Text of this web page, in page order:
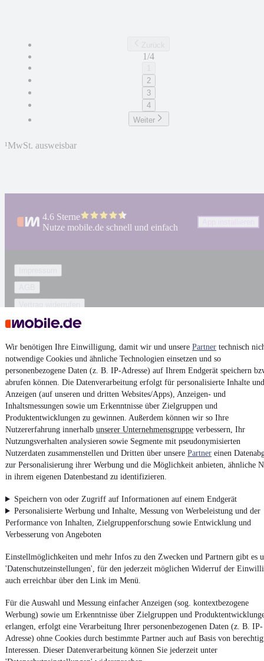
Wir benötigen Ihre Einwilligung, damit wir und unsere Partner technisch
notwendige Cookies und ähnliche Technologien einsetzen und so
personenbezogene Daten (z. B. IP-Adresse) auf Ihrem Endgerät speichern
abrufen können. Die Datenverarbeitung erfolgt für personalisierte Inhalte und
Anzeigen (auf unseren und dritten Websites/Apps), Anzeigen- und
Inhaltsmessungen sowie um Erkenntnisse über Zielgruppen und
Produktentwicklungen zu gewinnen. Außerdem können wir so Ihre
Nutzererfahrung innerhalb unserer Unternehmensgruppe verbessern, Ihr
Nutzungsverhalten analysieren sowie Segmente mit pseudonymisierten
Nutzerdaten zusammenstellen und Dritten über unsere Partner einen
zur Personalisierung ihrer Werbung und die Möglichkeit anbieten, ähnliche
in ihrem eigenen Datenbestand zu identifizieren.
Speichern von oder Zugriff auf Informationen auf einem Endgerät
Personalisierte Werbung und Inhalte, Messung von Werbeleistung und der
Performance von Inhalten, Zielgruppenforschung sowie Entwicklung und
Verbesserung von Angeboten
Einstellmöglichkeiten und mehr Infos zu den Zwecken und Partnern gibt es
'Datenschutzeinstellungen', für den jederzeit möglichen Widerruf der
auch erreichbar über den Link im Menü.
Für die Auswahl und Messung einfacher Anzeigen (sog. kontextbezogene
Werbung) sowie um Erkenntnisse über Zielgruppen und
erlangen, erfolgt eine Verarbeitung Ihrer personenbezogenen Daten (z. B. IP-
Adresse) ohne Cookies durch bestimmte Partner auch auf Basis von
Interessen. Dieser Datenverarbeitung können Sie jederzeit unter
1/4
2
3
4
Weiter
¹MwSt. ausweisbar
4.6 Sterne
Nutze mobile.de schnell und einfach
Datenschutz
Erklärung zur Barrierefreiheit
Report Security Vulnerability (English)
Powered by
EntdeckeKleinwagen ,SUVundWohnmobileund mehr bei
mobile.de